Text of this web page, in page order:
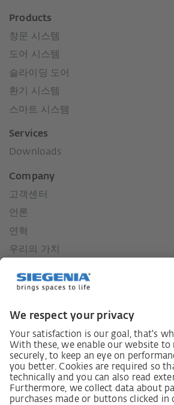
Products
창문 시스템
도어 시스템
슬라이딩 도어
환기 시스템
스마트 시스템
Services
Downloads
Company
고객센터
언론
연혁
우리의 가치
German supply chain act
Code of Conduct